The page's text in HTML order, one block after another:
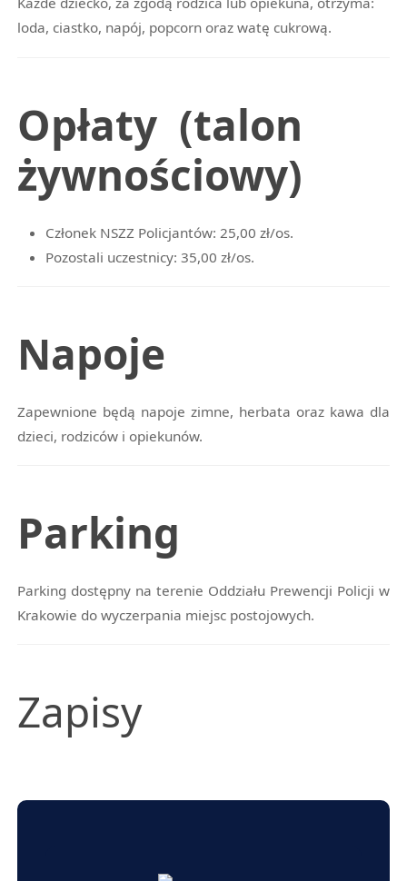
loda, ciastko, napój, popcorn oraz watę cukrową.
Opłaty (talon
żywnościowy)
Członek NSZZ Policjantów: 25,00 zł/os.
Pozostali uczestnicy: 35,00 zł/os.
Napoje
Zapewnione będą napoje zimne, herbata oraz kawa dla
dzieci, rodziców i opiekunów.
Parking
Parking dostępny na terenie Oddziału Prewencji Policji w
Krakowie do wyczerpania miejsc postojowych.
Zapisy